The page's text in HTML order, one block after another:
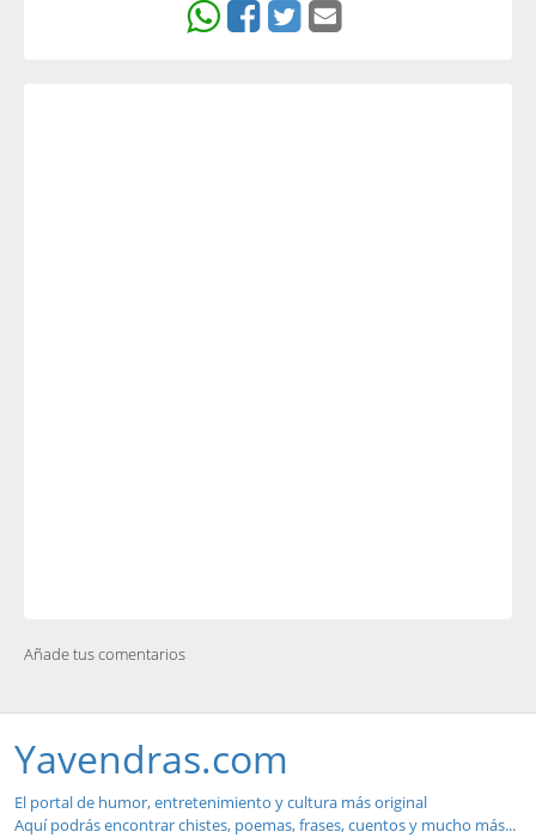
Añade tus comentarios
Yavendras.com
El portal de humor, entretenimiento y cultura más original
Aquí podrás encontrar chistes, poemas, frases, cuentos y mucho más...